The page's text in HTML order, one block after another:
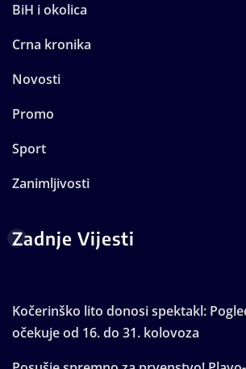
BiH i okolica
Crna kronika
Novosti
Promo
Sport
Zanimljivosti
Zadnje Vijesti
Kočerinško lito donosi spektakl:
očekuje od 16. do 31. kolovoza